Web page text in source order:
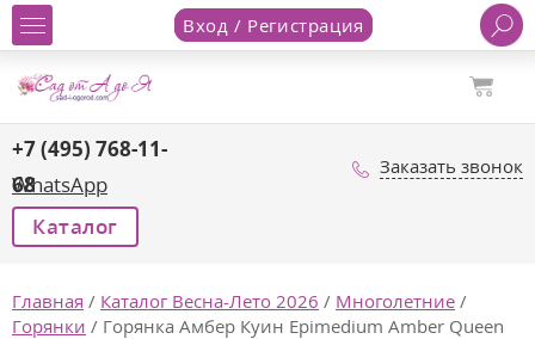
Вход / Регистрация
+7 (495) 768-11-
68
WhatsApp
Заказать звонок
Каталог
Главная / Каталог Весна-Лето 2026 / Многолетние /
Горянки / Горянка Амбер Куин Epimedium Amber Queen